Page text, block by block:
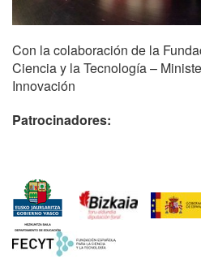
Con la colaboración de la
Ciencia y la Tecnología –
Innovación
Patrocinadores: